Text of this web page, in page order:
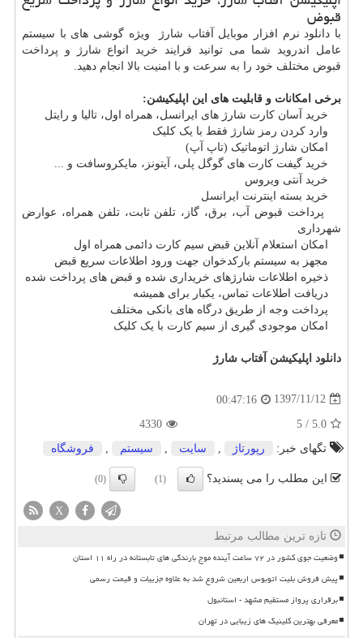
قبوض
با دانلود نرم افزار موبایل آفتاب شارژ ویژه گوشی های با سیستم
عامل اندروید شما می توانید فرایند خرید انواع شارژ و پرداخت
قبوض مختلف خود را به سرعت و با امنیت بالا انجام دهید.
برخی امکانات و قابلیت های این اپلیکیشن:
خرید آسان کارت شارژ های ایرانسل، همراه اول، تالیا و رایتل
وارد کردن رمز شارژ فقط با یک کلیک
امکان شارژ اتوماتیک (تاپ آپ)
خرید گیفت کارت های گوگل پلی، آیتونز، مایکروسافت و ...
خرید آنتی ویروس
خرید بسته اینترنت ایرانسل
پرداخت قبوض آب، برق، گاز، تلفن ثابت، تلفن همراه، عوارض
شهرداری
امکان استعلام آنلاین قبض سیم کارت دائمی همراه اول
مجهز به سیستم بارکدخوان جهت ورود اطلاعات سریع قبض
ذخیره اطلاعات شارژهای خریداری شده و قبض های پرداخت شده
دریافت اطلاعات تماس، یکبار برای همیشه
پرداخت وجه از طریق درگاه های بانکی مختلف
امکان موجودی گیری از سیم کارت با یک کلیک
دانلود اپلیکیشن آفتاب شارژ
1397/11/12
00:47:16
5.0
/
5
4330
تگهای خبر:
رپورتاژ سایت سیستم فروشگاه
این مطلب را می پسندید؟ (1)
(0)
X
تازه ترین مطالب مرتبط
وضعیت جوی کشور در ۷۲ ساعت آینده موج بارندگی های تابستانه در راه ۱۱ استان
پیش فروش بلیت اتوبوس اربعین شروع شد به علاوه جزییات و قیمت رسمی
برقراری پرواز مستقیم مشهد - استانبول
معرفی بهترین کلینیک های زیبایی در تهران